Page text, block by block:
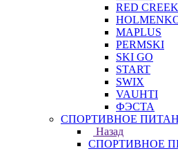
RED CREEK
MAPLUS
PERMSKI
SKI GO
START
SWIX
VAUHTI
ФЭСТА
СПОРТИВНОЕ
Назад
СПОРТИВНОЕ